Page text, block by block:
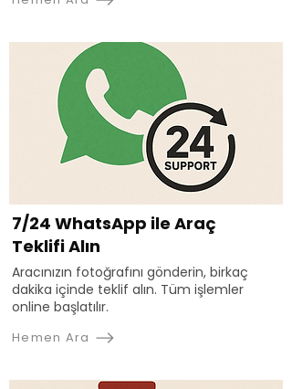
7/24 WhatsApp ile Araç
Teklifi Alın
Aracınızın fotoğrafını gönderin, birkaç
dakika içinde teklif alın. Tüm işlemler
online başlatılır.
Hemen Ara